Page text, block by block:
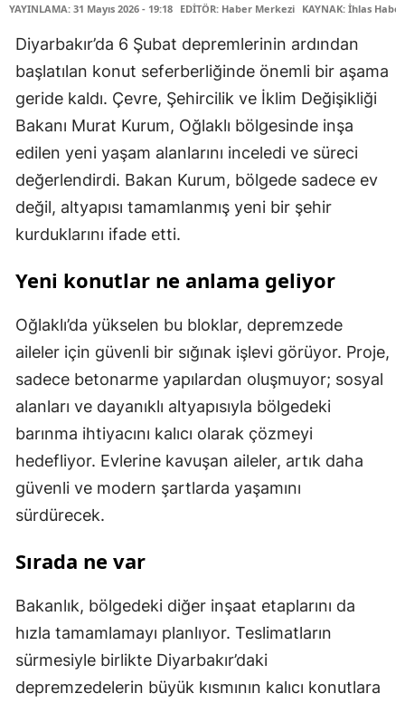
YAYINLAMA: 31 Mayıs 2026 - 19:18 EDİTÖR: Haber Merkezi KAYNAK: İhlas
Diyarbakır’da 6 Şubat depremlerinin ardından
başlatılan konut seferberliğinde önemli bir aşama
geride kaldı. Çevre, Şehircilik ve İklim Değişikliği
Bakanı Murat Kurum, Oğlaklı bölgesinde inşa
edilen yeni yaşam alanlarını inceledi ve süreci
değerlendirdi. Bakan Kurum, bölgede sadece ev
değil, altyapısı tamamlanmış yeni bir şehir
kurduklarını ifade etti.
Yeni konutlar ne anlama geliyor
Oğlaklı’da yükselen bu bloklar, depremzede
aileler için güvenli bir sığınak işlevi görüyor. Proje,
sadece betonarme yapılardan oluşmuyor; sosyal
alanları ve dayanıklı altyapısıyla bölgedeki
barınma ihtiyacını kalıcı olarak çözmeyi
hedefliyor. Evlerine kavuşan aileler, artık daha
güvenli ve modern şartlarda yaşamını
sürdürecek.
Sırada ne var
Bakanlık, bölgedeki diğer inşaat etaplarını da
hızla tamamlamayı planlıyor. Teslimatların
sürmesiyle birlikte Diyarbakır’daki
depremzedelerin büyük kısmının kalıcı konutlara